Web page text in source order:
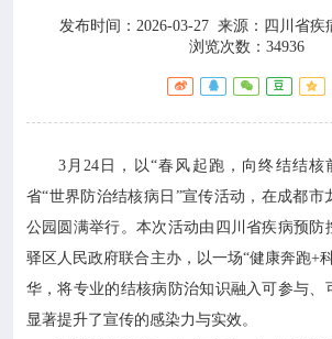
科研培训
科普园地
学术期刊
发布时间：2026-03-27 来源： 四川省疾
浏览次数：34936
3月24日，以“春风起跑，向终结结核
省“世界防治结核病日”宣传活动，在成都市
公园圆满举行。本次活动由四川省疾病预防
驿区人民政府联合主办，以一场“健康奔跑+
华，将专业的结核病防治知识融入可参与、
显著提升了宣传的感染力与实效。